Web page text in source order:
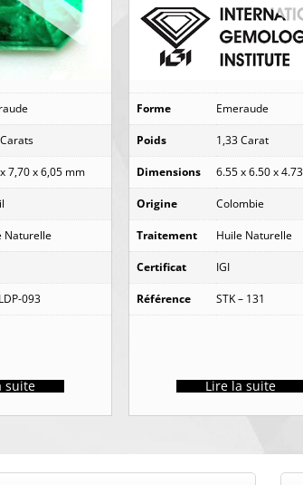
7,70 x 6,05 mm
Naturelle
093
suite
Forme Emeraude
Poids 1,33 Carat
Dimensions 6.55 x 6.50 x
Origine Colombie
Traitement Huile Naturelle
Certificat IGI
Référence STK – 131
Lire la suite